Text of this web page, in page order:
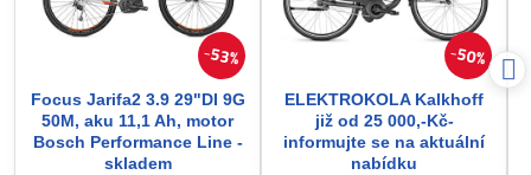
53%
Focus Jarifa2 3.9 29"DI 9G
50M, aku 11,1 Ah, motor
Bosch Performance Line -
skladem
50%
ELEKTROKOLA Kalkhoff
již od 25 000,-Kč-
informujte se na aktuální
nabídku